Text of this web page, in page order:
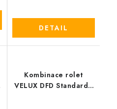
DETAIL
Kombinace rolet
VELUX DFD Standard -